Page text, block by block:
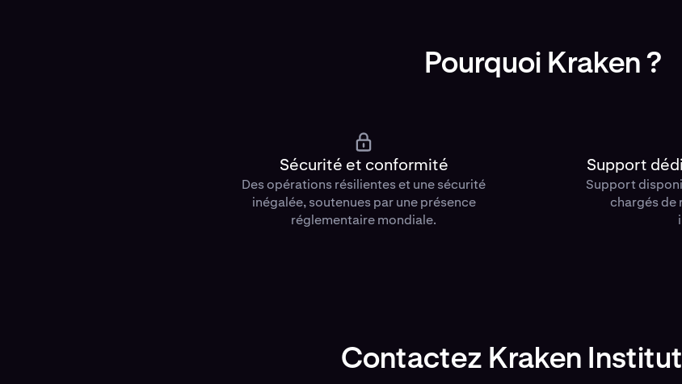
Pourquoi Kraken ?
Sécurité et conformité
Des opérations résilientes et une sécurité
inégalée, soutenues par une présence
réglementaire mondiale.
Support
Support
chargés de
Contactez Kraken